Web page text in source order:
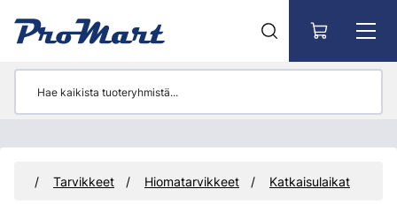
Tarvikkeet Hiomatarvikkeet Katkaisulaikat